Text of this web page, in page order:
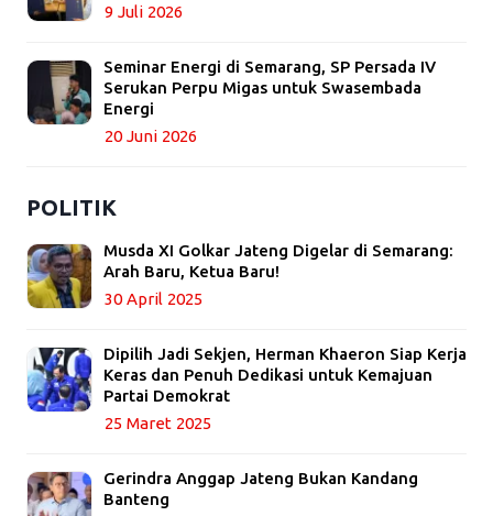
9 Juli 2026
Seminar Energi di Semarang, SP Persada IV
Serukan Perpu Migas untuk Swasembada
Energi
20 Juni 2026
POLITIK
Musda XI Golkar Jateng Digelar di Semarang:
Arah Baru, Ketua Baru!
30 April 2025
Dipilih Jadi Sekjen, Herman Khaeron Siap Kerja
Keras dan Penuh Dedikasi untuk Kemajuan
Partai Demokrat
25 Maret 2025
Gerindra Anggap Jateng Bukan Kandang
Banteng